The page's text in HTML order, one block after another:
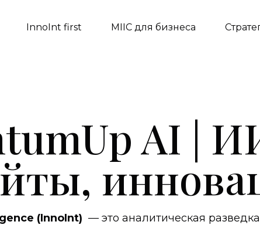
InnoInt first MIIC для бизнеса
AI |
(InnoInt) — это аналитическая